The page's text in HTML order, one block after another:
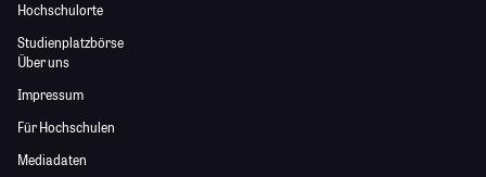
Hochschulorte
Studienplatzbörse
Über uns
Impressum
Für Hochschulen
Mediadaten